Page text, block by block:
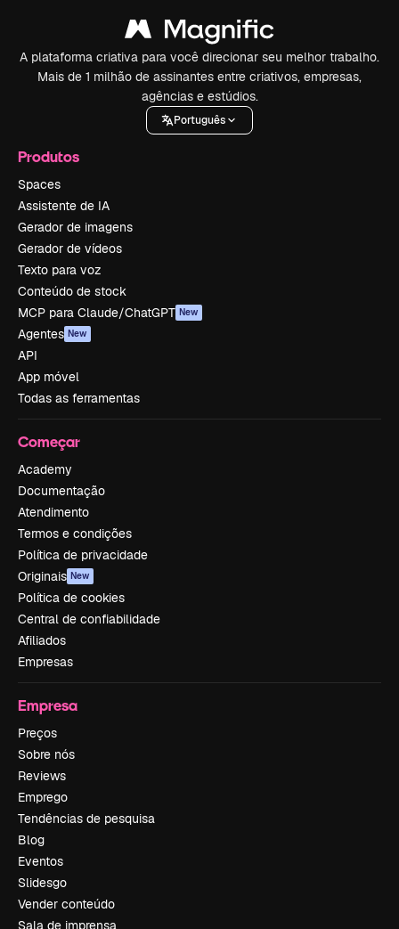
A plataforma criativa para você direcionar seu melhor trabalho.
Mais de 1 milhão de assinantes entre criativos, empresas,
agências e estúdios.
Português
Produtos
Spaces
Assistente de IA
Gerador de imagens
Gerador de vídeos
Texto para voz
Conteúdo de stock
MCP para Claude/ChatGPT New
Agentes New
API
App móvel
Todas as ferramentas
Começar
Academy
Documentação
Atendimento
Termos e condições
Política de privacidade
Originais New
Política de cookies
Central de confiabilidade
Afiliados
Empresas
Empresa
Preços
Sobre nós
Reviews
Emprego
Tendências de pesquisa
Blog
Eventos
Slidesgo
Vender conteúdo
Sala de imprensa